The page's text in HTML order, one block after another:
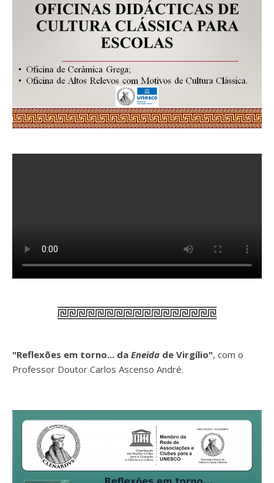
"Reflexões em torno... da Eneida de Virgílio", com o
Professor Doutor Carlos Ascenso André.